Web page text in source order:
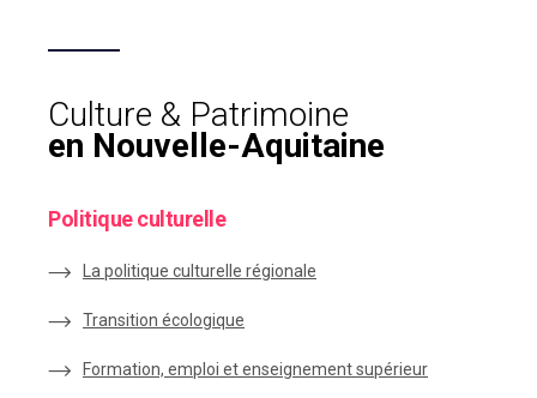
Culture & Patrimoine
en Nouvelle-Aquitaine
Politique culturelle
La politique culturelle régionale
Transition écologique
Formation, emploi et enseignement supérieur